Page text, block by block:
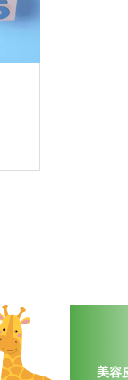
美容